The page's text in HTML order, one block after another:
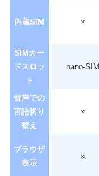
内蔵SIM ×
SIMカー
ドスロッ
ト
nano-SIM
音声での
言語切り
替え
×
ブラウザ
表示
×